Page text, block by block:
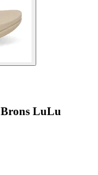
Brons LuLu